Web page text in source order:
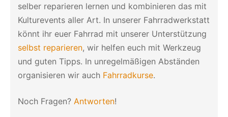
selber reparieren lernen und kombinieren das mit
Kulturevents aller Art. In unserer Fahrradwerkstatt
könnt ihr euer Fahrrad mit unserer Unterstützung
selbst reparieren, wir helfen euch mit Werkzeug
und guten Tipps. In unregelmäßigen Abständen
organisieren wir auch Fahrradkurse.
Noch Fragen? Antworten!